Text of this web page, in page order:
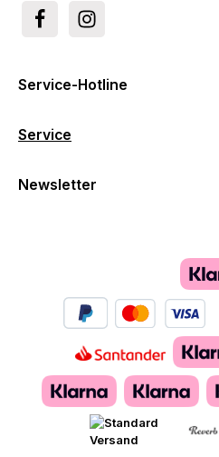
Service-Hotline
Service
Newsletter